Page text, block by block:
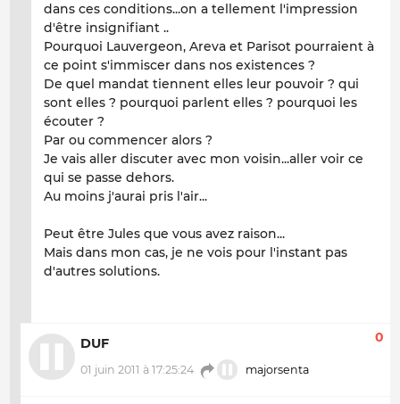
dans ces conditions...on a tellement l'impression
d'être insignifiant ..
Pourquoi Lauvergeon, Areva et Parisot pourraient à
ce point s'immiscer dans nos existences ?
De quel mandat tiennent elles leur pouvoir ? qui
sont elles ? pourquoi parlent elles ? pourquoi les
écouter ?
Par ou commencer alors ?
Je vais aller discuter avec mon voisin...aller voir ce
qui se passe dehors.
Au moins j'aurai pris l'air...
Peut être Jules que vous avez raison...
Mais dans mon cas, je ne vois pour l'instant pas
d'autres solutions.
DUF
01 juin 2011 à 17:25:24 majorsenta
0